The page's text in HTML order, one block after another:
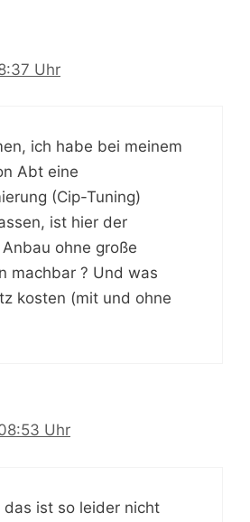
Uhr
ich habe bei meinem
Abt eine
(Cip-Tuning)
ist hier der
ohne große
machbar ? Und was
kosten (mit und ohne
Uhr
das ist so leider nicht